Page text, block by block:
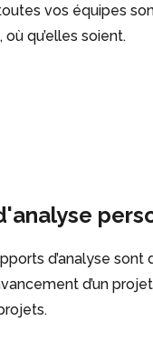
vos équipes
où qu’elles soient.
d’analyse sont
d’un projet